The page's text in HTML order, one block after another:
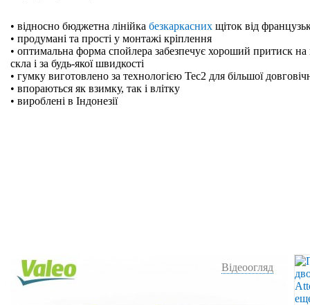
• відносно бюджетна лінійка безкаркасних щіток від
• продумані та прості у монтажі кріплення
• оптимальна форма спойлера забезпечує хороший притиск на
скла і за будь-якої швидкості
• гумку виготовлено за технологією Tec2 для більшої
• впораються як взимку, так і влітку
• вироблені в Індонезії
Відеоогляд